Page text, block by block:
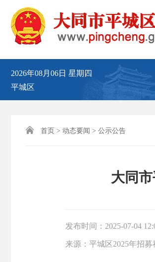
2026年08月06日 星期四
平城区
 首页 > 动态要闻 > 公示公告
大同
发布时间： 2025-07-04
来源： 平城区2025年招